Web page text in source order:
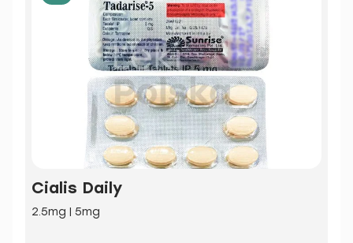
Cialis Daily
2.5mg | 5mg